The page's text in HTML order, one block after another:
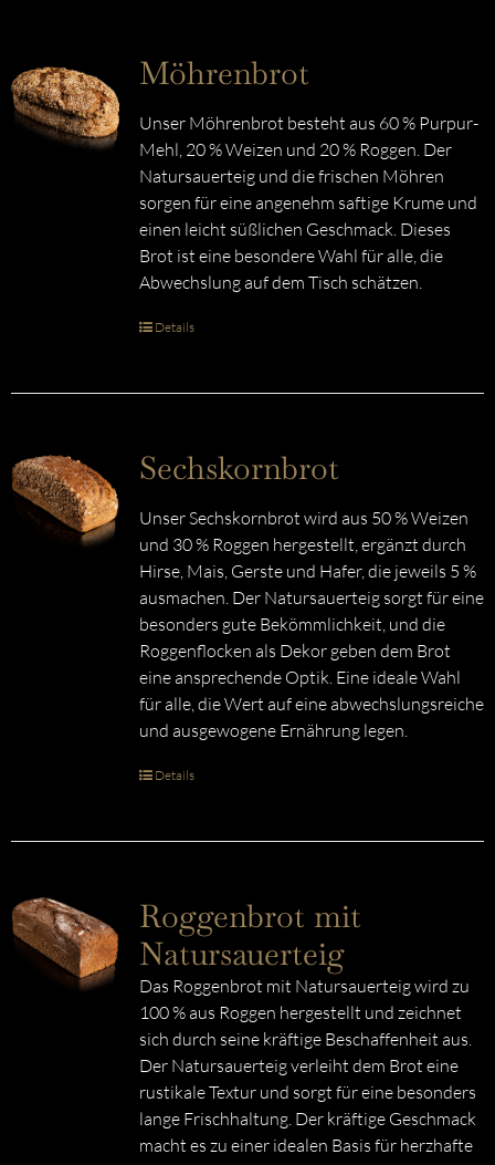
Möhrenbrot
Unser Möhrenbrot besteht aus 60 % Purpur-
Mehl, 20 % Weizen und 20 % Roggen. Der
Natursauerteig und die frischen Möhren
sorgen für eine angenehm saftige Krume und
einen leicht süßlichen Geschmack. Dieses
Brot ist eine besondere Wahl für alle, die
Abwechslung auf dem Tisch schätzen.
Details
Sechskornbrot
Unser Sechskornbrot wird aus 50 % Weizen
und 30 % Roggen hergestellt, ergänzt durch
Hirse, Mais, Gerste und Hafer, die jeweils 5 %
ausmachen. Der Natursauerteig sorgt für eine
besonders gute Bekömmlichkeit, und die
Roggenflocken als Dekor geben dem Brot
eine ansprechende Optik. Eine ideale Wahl
für alle, die Wert auf eine abwechslungsreiche
und ausgewogene Ernährung legen.
Details
Roggenbrot mit
Natursauerteig
Das Roggenbrot mit Natursauerteig wird zu
100 % aus Roggen hergestellt und zeichnet
sich durch seine kräftige Beschaffenheit aus.
Der Natursauerteig verleiht dem Brot eine
rustikale Textur und sorgt für eine besonders
lange Frischhaltung. Der kräftige Geschmack
macht es zu einer idealen Basis für herzhafte